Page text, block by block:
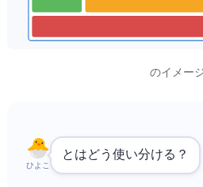
CSS Gridのイメー
ひよこ
と Gridはどう使い分ける？